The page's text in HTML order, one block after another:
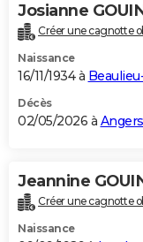
Josianne
Créer une cagnotte
Naissance
16/11/1934 à
Décès
02/05/2026 à Angers
Jeannine
Créer une cagnotte
Naissance